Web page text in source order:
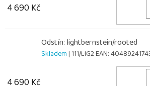
4 690 Kč
Odstín: lightbernstein/rooted
Skladem| 111/LIG2EAN:
4 690 Kč